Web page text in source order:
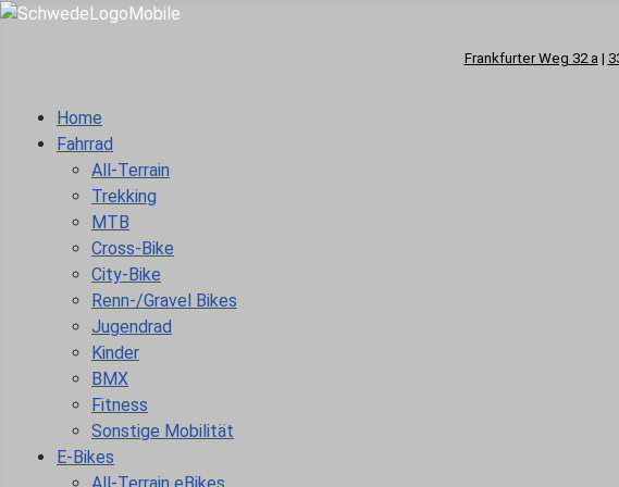
Frankfurter Weg 32 a |
Home
Fahrrad
All-Terrain
Trekking
MTB
Cross-Bike
City-Bike
Renn-/Gravel Bikes
Jugendrad
Kinder
BMX
Fitness
Sonstige Mobilität
E-Bikes